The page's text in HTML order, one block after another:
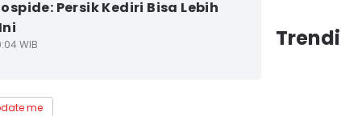
Persik Kediri Bisa Lebih
WIB
me